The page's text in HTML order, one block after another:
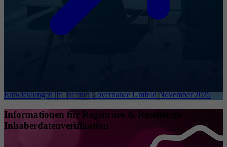
Entwicklungen im Internet Governance Umfeld November 2025
Informationen für Registrare & Reseller zu
Inhaberdatenverifikation